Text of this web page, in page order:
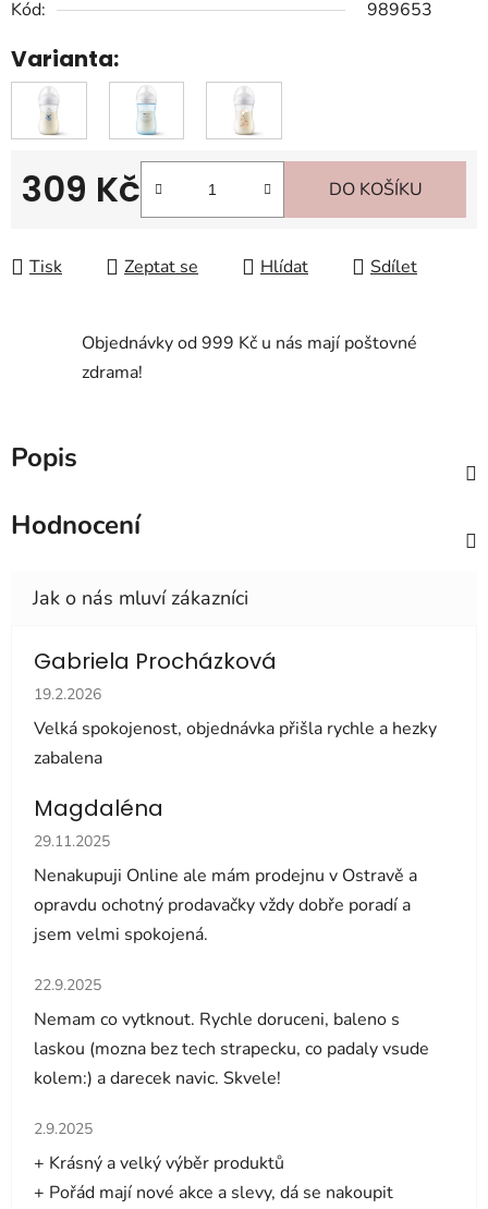
Kód:
989653
Varianta:
309 Kč DO KOŠÍKU
Tisk Zeptat se Hlídat Sdílet
Objednávky od 999 Kč u nás mají poštovné
zdrama!
Popis
Hodnocení
Gabriela Procházková
Hodnocení obchodu je 5 z 5 hvězdiček.
19.2.2026
Velká spokojenost, objednávka přišla rychle a hezky
zabalena
Magdaléna
Hodnocení obchodu je 5 z 5 hvězdiček.
29.11.2025
Nenakupuji Online ale mám prodejnu v Ostravě a
opravdu ochotný prodavačky vždy dobře poradí a
jsem velmi spokojená.
Hodnocení obchodu je 5 z 5 hvězdiček.
22.9.2025
Nemam co vytknout. Rychle doruceni, baleno s
laskou (mozna bez tech strapecku, co padaly vsude
kolem:) a darecek navic. Skvele!
Hodnocení obchodu je 5 z 5 hvězdiček.
2.9.2025
+ Krásný a velký výběr produktů
+ Pořád mají nové akce a slevy, dá se nakoupit